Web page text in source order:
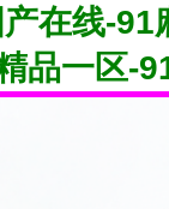
在线-
品一区-